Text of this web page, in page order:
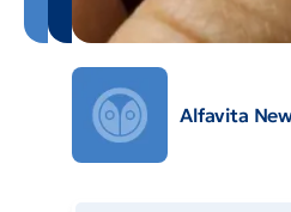
Alfavita